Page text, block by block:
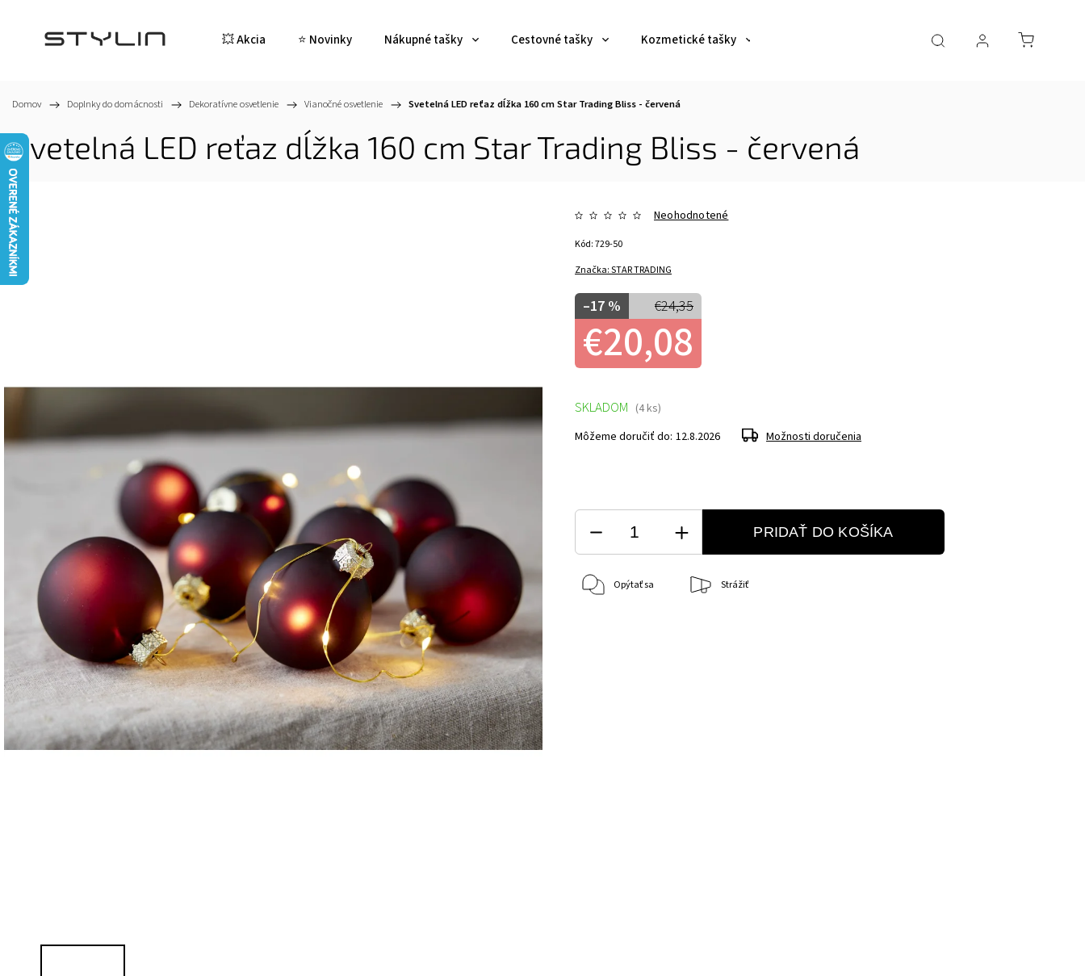
💥 Akcia ⭐ Novinky Nákupné tašky Cestovné tašky Kozmetické tašky Dáždniky a poncha Pre deti
Domov / Doplnky do domácnosti / Dekoratívne osvetlenie / Vianočné osvetlenie / Svetelná LED reťaz dĺžka 160 cm Star Trading Bliss - červená
Svetelná LED reťaz dĺžka 160 cm Star Trading Bliss - červená
Značka:STAR TRADING
Neohodnotené
€24,35
–17 %
€20,08
Kód:729-50
SKLADOM (4 ks)
Môžeme doručiť do: 12.8.2026 Možnosti doručenia
PRIDAŤ DO KOŠÍKA
Opýtať sa Strážiť